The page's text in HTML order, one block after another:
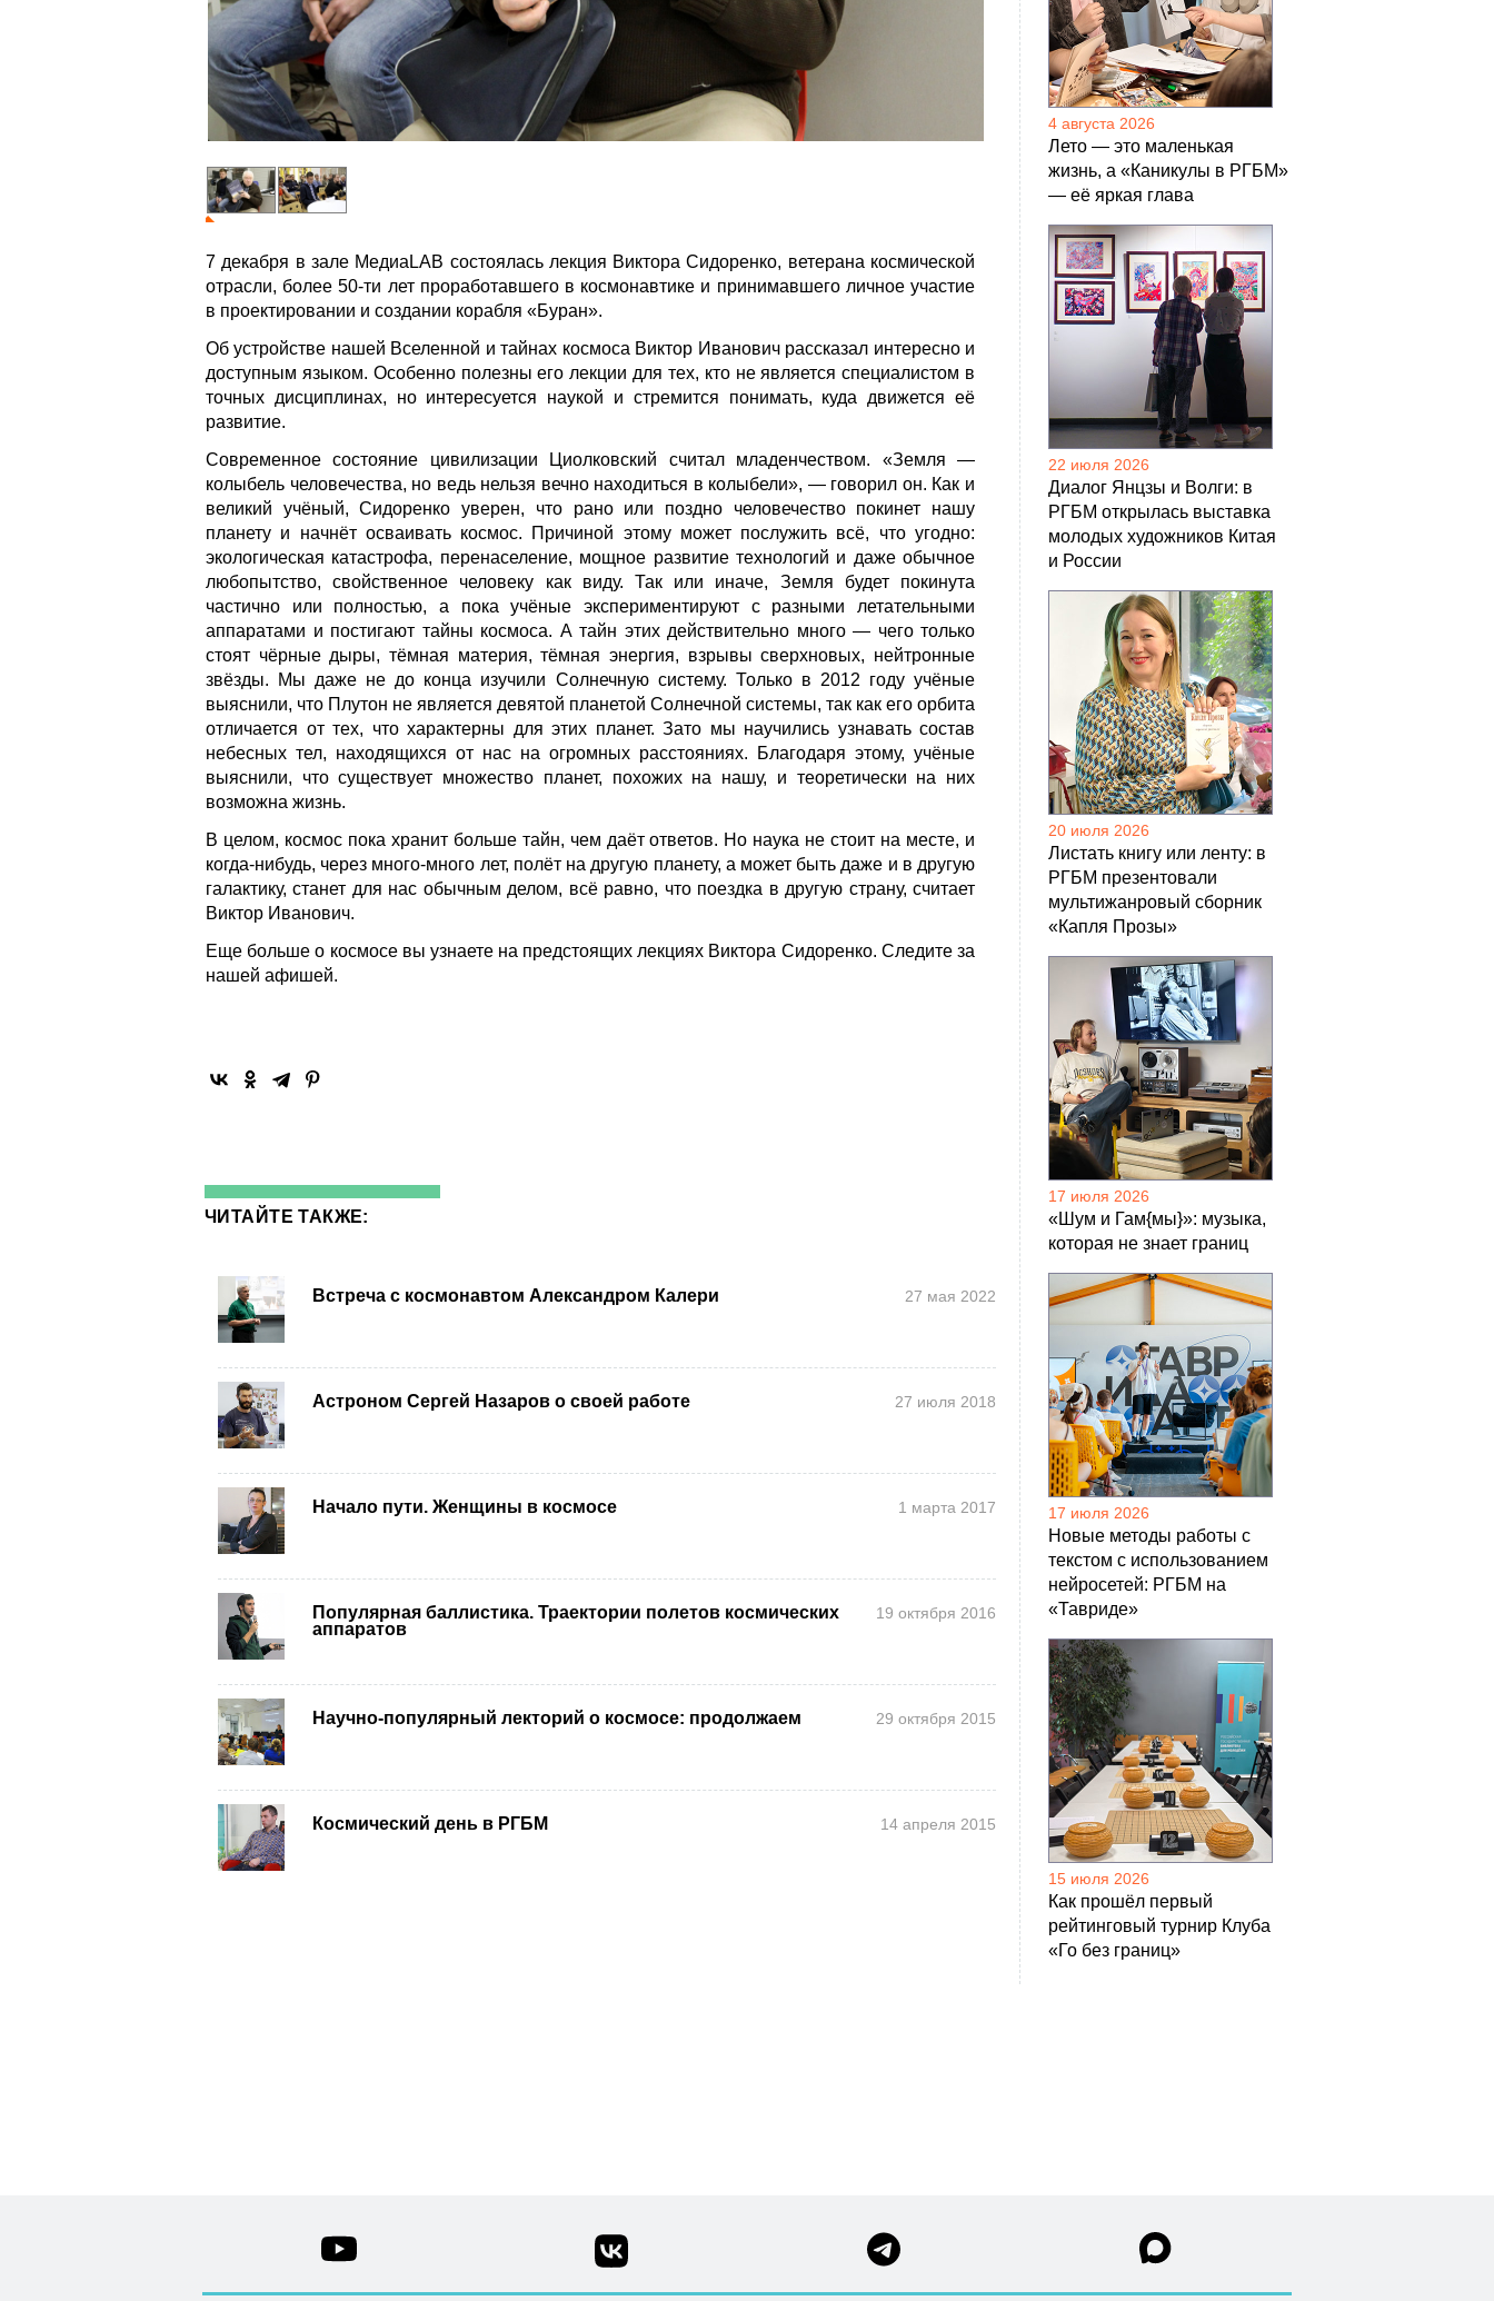
7 декабря в зале МедиаLAB состоялась лекция Виктора Сидоренко, ветерана космической
отрасли, более 50-ти лет проработавшего в космонавтике и принимавшего личное участие
в проектировании и создании корабля «Буран».
Об устройстве нашей Вселенной и тайнах космоса Виктор Иванович рассказал интересно и
доступным языком. Особенно полезны его лекции для тех, кто не является специалистом в
точных дисциплинах, но интересуется наукой и стремится понимать, куда движется её
развитие.
Современное состояние цивилизации Циолковский считал младенчеством. «Земля —
колыбель человечества, но ведь нельзя вечно находиться в колыбели», — говорил он. Как и
великий учёный, Сидоренко уверен, что рано или поздно человечество покинет нашу
планету и начнёт осваивать космос. Причиной этому может послужить всё, что угодно:
экологическая катастрофа, перенаселение, мощное развитие технологий и даже обычное
любопытство, свойственное человеку как виду. Так или иначе, Земля будет покинута
частично или полностью, а пока учёные экспериментируют с разными летательными
аппаратами и постигают тайны космоса. А тайн этих действительно много — чего только
стоят чёрные дыры, тёмная материя, тёмная энергия, взрывы сверхновых, нейтронные
звёзды. Мы даже не до конца изучили Солнечную систему. Только в 2012 году учёные
выяснили, что Плутон не является девятой планетой Солнечной системы, так как его орбита
отличается от тех, что характерны для этих планет. Зато мы научились узнавать состав
небесных тел, находящихся от нас на огромных расстояниях. Благодаря этому, учёные
выяснили, что существует множество планет, похожих на нашу, и теоретически на них
возможна жизнь.
В целом, космос пока хранит больше тайн, чем даёт ответов. Но наука не стоит на месте, и
когда-нибудь, через много-много лет, полёт на другую планету, а может быть даже и в другую
галактику, станет для нас обычным делом, всё равно, что поездка в другую страну, считает
Виктор Иванович.
Еще больше о космосе вы узнаете на предстоящих лекциях Виктора Сидоренко. Следите за
нашей афишей.
4 августа 2026
Лето — это маленькая
жизнь, а «Каникулы в РГБМ»
— её яркая глава
22 июля 2026
Диалог Янцзы и Волги: в
РГБМ открылась выставка
молодых художников Китая
и России
20 июля 2026
Листать книгу или ленту: в
РГБМ презентовали
мультижанровый сборник
«Капля Прозы»
17 июля 2026
«Шум и Гам{мы}»: музыка,
которая не знает границ
17 июля 2026
Новые методы работы с
текстом с использованием
нейросетей: РГБМ на
«Тавриде»
15 июля 2026
Как прошёл первый
рейтинговый турнир Клуба
«Го без границ»
ЧИТАЙТЕ ТАКЖЕ:
Встреча с космонавтом Александром Калери 27 мая 2022
Астроном Сергей Назаров о своей работе 27 июля 2018
Начало пути. Женщины в космосе 1 марта 2017
Популярная баллистика. Траектории полетов космических
аппаратов
19 октября 2016
Научно-популярный лекторий о космосе: продолжаем 29 октября 2015
Космический день в РГБМ 14 апреля 2015